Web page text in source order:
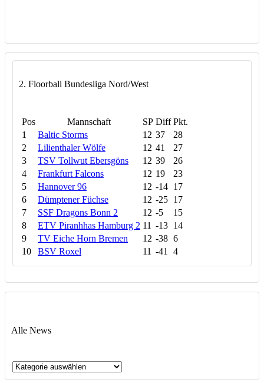
2. Floorball Bundesliga Nord/West
Pos Mannschaft SP Diff Pkt.
1
Baltic Storms 12 37
28
2
Lilienthaler Wölfe 12 41
27
3
TSV Tollwut Ebersgöns 12 39
26
4
Frankfurt Falcons 12 19
23
5
Hannover 96 12 -14 17
6
Dümptener Füchse 12 -25 17
7
SSF Dragons Bonn 2 12 -5
15
8
ETV Piranhhas Hamburg 2 11 -13 14
9
TV Eiche Horn Bremen 12 -38 6
10
BSV Roxel 11 -41 4
Alle News
Alle